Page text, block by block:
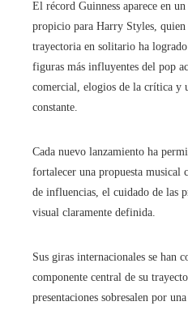
El récord Guinness aparece en
propicio para Harry Styles, quien
trayectoria en solitario ha
figuras más influyentes del pop
comercial, elogios de la crítica y
constante.
Cada nuevo lanzamiento ha
fortalecer una propuesta musical
de influencias, el cuidado de las
visual claramente definida.
Sus giras internacionales se han
componente central de su
presentaciones sobresalen por